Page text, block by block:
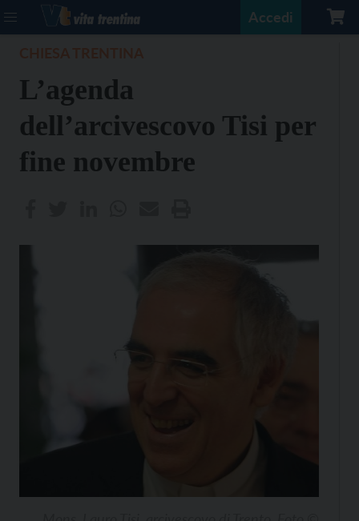
Accedi
L’agenda
dell’arcivescovo Tisi per
fine novembre